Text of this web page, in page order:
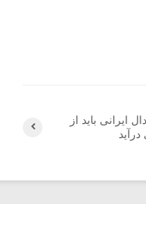
ایرانی باید از